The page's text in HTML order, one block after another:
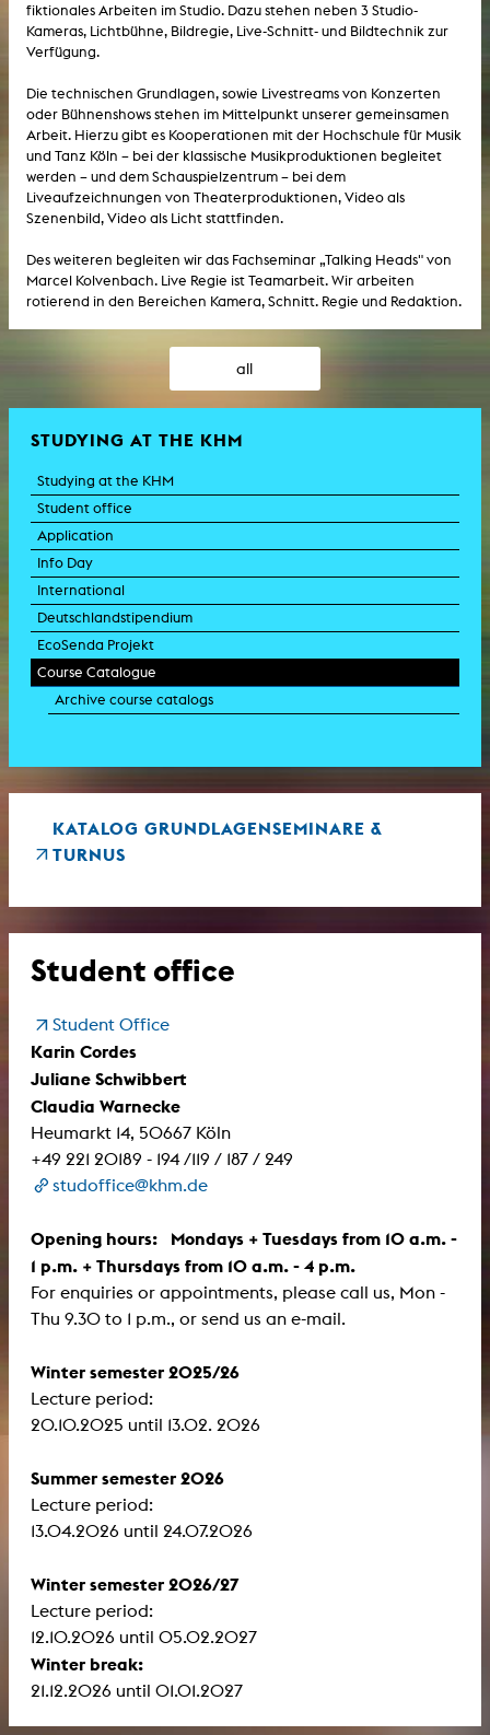
fiktionales Arbeiten im Studio. Dazu stehen neben 3 Studio-
Kameras, Lichtbühne, Bildregie, Live-Schnitt- und Bildtechnik zur
Verfügung.
Die technischen Grundlagen, sowie Livestreams von Konzerten
oder Bühnenshows stehen im Mittelpunkt unserer gemeinsamen
Arbeit. Hierzu gibt es Kooperationen mit der Hochschule für Musik
und Tanz Köln – bei der klassische Musikproduktionen begleitet
werden – und dem Schauspielzentrum – bei dem
Liveaufzeichnungen von Theaterproduktionen, Video als
Szenenbild, Video als Licht stattfinden.
Des weiteren begleiten wir das Fachseminar „Talking Heads" von
Marcel Kolvenbach. Live Regie ist Teamarbeit. Wir arbeiten
rotierend in den Bereichen Kamera, Schnitt. Regie und Redaktion.
all
STUDYING AT THE KHM
Studying at the KHM
Student office
Application
Info Day
International
Deutschlandstipendium
EcoSenda Projekt
Course Catalogue
Archive course catalogs
KATALOG GRUNDLAGENSEMINARE &
TURNUS
Student office
Student Office
Karin Cordes
Juliane Schwibbert
Claudia Warnecke
Heumarkt 14, 50667 Köln
+49 221 20189 - 194 /119 / 187 / 249
studoffice@khm.de
Opening hours: Mondays + Tuesdays from 10 a.m. -
1 p.m. + Thursdays from 10 a.m. - 4 p.m.
For enquiries or appointments, please call us, Mon -
Thu 9.30 to 1 p.m., or send us an e-mail.
Winter semester 2025/26
Lecture period:
​​​​​​​20.10.2025 until 13.02. 2026
Summer semester 2026
Lecture period:
13.04.2026 until 24.07.2026
Winter semester 2026/27
Lecture period:
12.10.2026 until 05.02.2027
Winter break:
21.12.2026 until 01.01.2027